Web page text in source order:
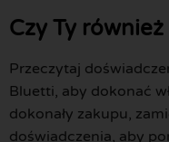
Czy Ty
Przeczytaj
Bluetti, aby dokonać
dokonały zakupu,
doświadczenia, aby